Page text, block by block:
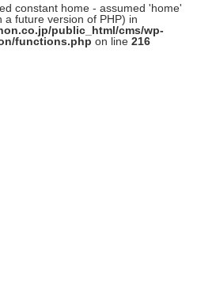
constant home - assumed 'home'
a future version of PHP) in
public_html/cms/wp-
functions.php on line 216